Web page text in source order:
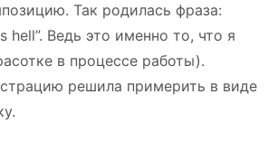
Так родилась фраза:
hell”. Ведь это именно то, что я
в процессе работы).
решила примерить в виде